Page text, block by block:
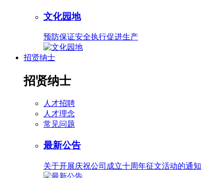
文化园地
预防保证安全执行促进生产
招贤纳士
招贤纳士
人才招聘
人才理念
常见问题
最新公告
关于开展庆祝公司成立十周年征文活动的通知